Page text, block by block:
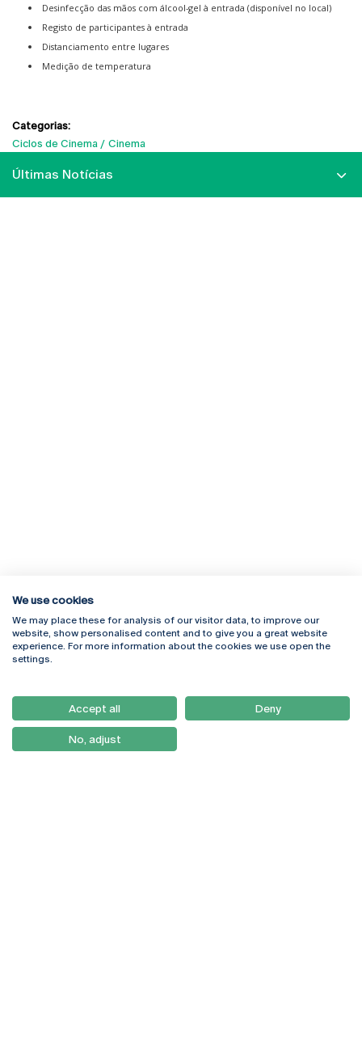
Desinfecção das mãos com álcool-gel à entrada (disponível no local)
Registo de participantes à entrada
Distanciamento entre lugares
Medição de temperatura
Categorias:
Ciclos de Cinema
Cinema
Últimas Notícias
Rua Diogo Botelho 1327
4169-005 Porto
+351 226 196 240
Campus Online
Webmail
Como Chegar
Newsletter
We use cookies
We may place these for analysis of our visitor data, to improve our
website, show personalised content and to give you a great website
experience. For more information about the cookies we use open the
settings.
Accept all Deny
No, adjust